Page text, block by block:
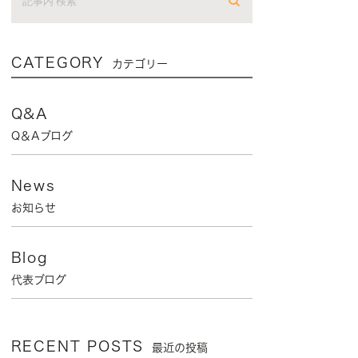
CATEGORY カテゴリー
Q&A
Q＆Aブログ
News
お知らせ
Blog
代表ブログ
RECENT POSTS 最近の投稿